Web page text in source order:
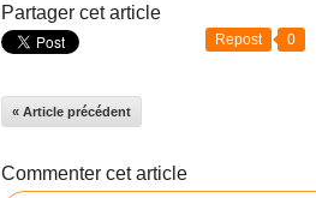
Partager cet article
Repost 0
« Article précédent
Commenter cet article